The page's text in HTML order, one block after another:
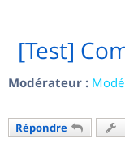
[Test]
Modérateur :
Répondre